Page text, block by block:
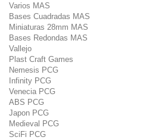
Varios MAS
Bases Cuadradas MAS
Miniaturas 28mm MAS
Bases Redondas MAS
Vallejo
Plast Craft Games
Nemesis PCG
Infinity PCG
Venecia PCG
ABS PCG
Japon PCG
Medieval PCG
SciFi PCG